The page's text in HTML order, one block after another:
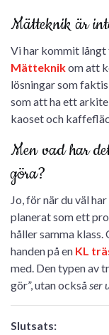
Mätteknik är
Vi har kommit långt
Mätteknikom att
lösningar som
som att ha ett
kaoset och
Men vad har
göra?
Jo, för när du väl
planerat som ett
håller samma klass.
handen på en KL
med. Den typen av
gör”, utan ocksåser
Slutsats: